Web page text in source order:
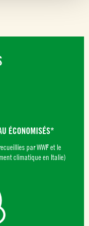
ÉCONOMISÉS*
par WWF et le
climatique en Italie)